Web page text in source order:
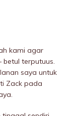
kami agar
betul terputuus.
saya untuk
Zack pada